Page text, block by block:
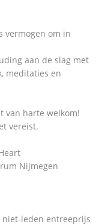
vermogen om in
aan de slag met
meditaties en
van harte welkom!
vereist.
Nijmegen
leden entreeprijs